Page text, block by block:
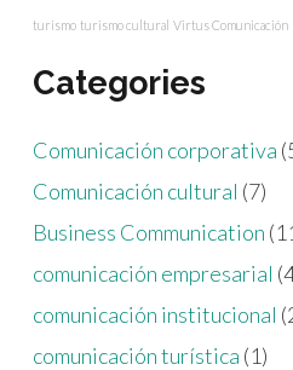
turismo turismo cultural Virtus Comunicación
Categories
Comunicación corporativa
Comunicación cultural (7)
Business Communication
comunicación empresarial
comunicación institucional
comunicación turística (1)